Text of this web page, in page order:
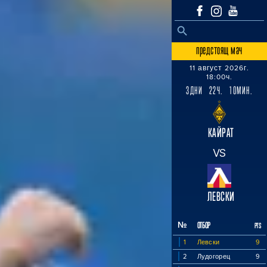
Search
SEARCH BUTTON
предстоящ мач
11 август 2026г.
18:00ч.
3ДНИ 22Ч. 10МИН.
КАЙРАТ
VS
ЛЕВСКИ
№ ОТБОР PTS
1 Левски
9
2
Лудогорец
9